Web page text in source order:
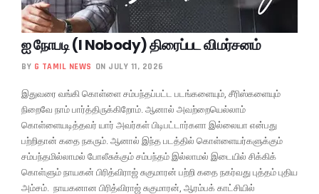
ஐ நோபடி (I Nobody) திரைப்பட விமர்சனம்
BY G TAMIL NEWS ON JULY 11, 2026
இதுவரை வங்கி கொள்ளை சம்பந்தப்பட்ட படங்களையும், சீரிஸ்களையும்
நிறைவே நாம் பார்த்திருக்கிறோம். ஆனால் அவற்றையெல்லாம்
கொள்ளையடித்தவர் யார் அவர்கள் பிடிபட்டார்களா இல்லையா என்பது
பற்றிதான் கதை நகரும். ஆனால் இந்த படத்தில் கொள்ளையர்களுக்கும்
சம்பந்தமில்லாமல் போலீசுக்கும் சம்பந்தம் இல்லாமல் இடையில் சிக்கிக்
கொள்ளும் நாயகன் பிரித்விராஜ் சுகுமாரன் பற்றி கதை நகர்வது புத்தம் புதிய
அம்சம். நாயகனான பிரித்விராஜ் சுகுமாரன், ஆரம்பக் காட்சியில்